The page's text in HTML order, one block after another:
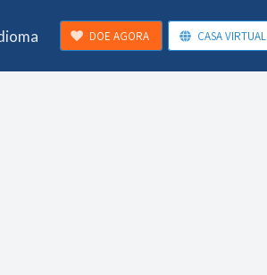
DOE AGORA CASA VIRTUAL